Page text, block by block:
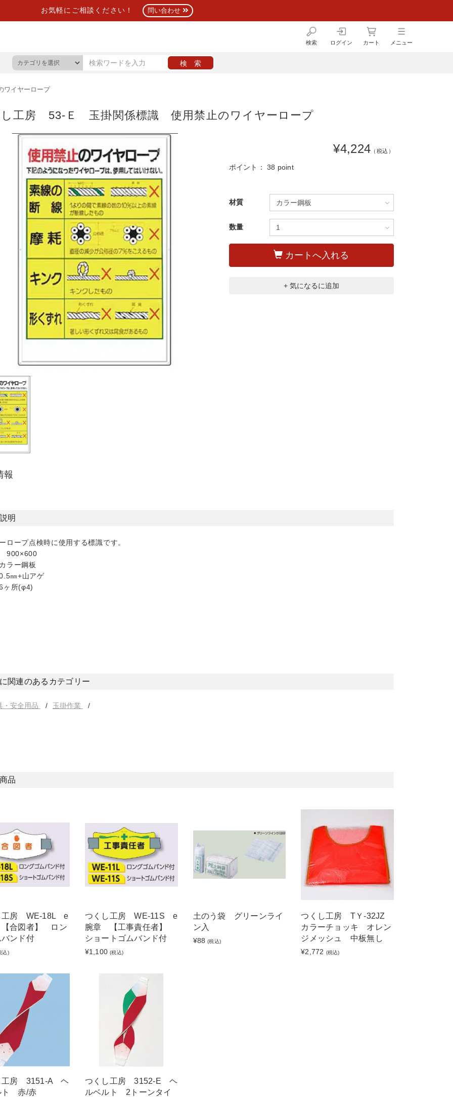
お気軽にご相談ください！ 問い合わせ
検索 ログイン カート メニュー
イヤーロープ
工房 53-Ｅ 玉掛関係標識 使用禁止のワイヤーロープ
¥4,224 （税込）
ポイント：38 point
材質
数量
カートへ入れる
+ 気になるに追加
報
明
ロープ点検時に使用する標識です。
900×600
ラー鋼板
㎜+山アゲ
所(φ4)
関連のあるカテゴリー
・安全用品 玉掛作業
品
工房 WE-18L e
合図者】 ロン
ンド付
込)
つくし工房 WE-11S e
腕章 【工事責任者】
ショートゴムバンド付
¥1,100 (税込)
土のう袋 グリーンライ
ン入
¥88 (税込)
つくし工房 TＹ-32JZ
カラーチョッキ オレン
ジメッシュ 中板無し
¥2,772 (税込)
工房 3151-A ヘ
ト 赤/赤
つくし工房 3152-E ヘ
ルベルト 2トーンタイ